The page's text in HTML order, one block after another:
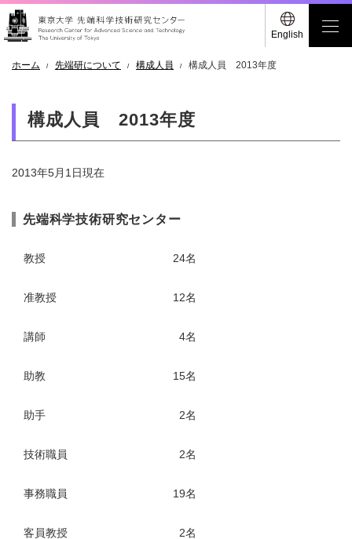
English
ホーム 先端研について 構成人員 構成人員 2013年度
構成人員 2013年度
2013年5月1日現在
先端科学技術研究センター
教授 24名
准教授 12名
講師 4名
助教 15名
助手 2名
技術職員 2名
事務職員 19名
客員教授 2名